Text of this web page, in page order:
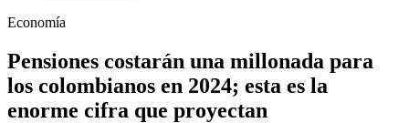
Economía
Pensiones costarán una millonada para
los colombianos en 2024; esta es la
enorme cifra que proyectan